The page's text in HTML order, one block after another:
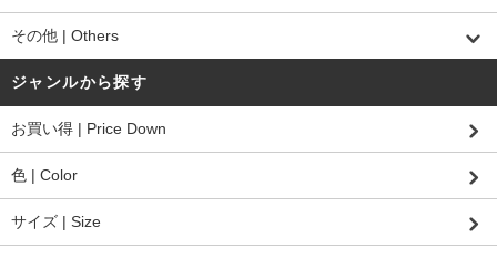
その他 | Others
ジャンルから探す
お買い得 | Price Down
色 | Color
サイズ | Size